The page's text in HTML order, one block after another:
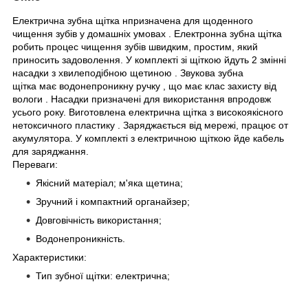
Електрична зубна щітка нпризначена для щоденного
чищення зубів у домашніх умовах . Електронна зубна щітка
робить процес чищення зубів швидким, простим, який
приносить задоволення. У комплекті зі щіткою йдуть 2 змінні
насадки з хвилеподібною щетиною
Звукова зубна
щітка має водонепроникну ручку , що має клас захисту від
вологи . Насадки призначені для використання впродовж
усього року. Виготовлена електрична щітка з високоякісного
нетоксичного пластику . Заряджається від мережі, працює от
акумулятора . У комплекті з електричною щіткою йде кабель
для заряджання
Переваги:
Якісний матеріал; м'яка щетина;
Зручний і компактний органайзер;
Довговічність використання;
Водонепроникність.
Характеристики:
Тип зубної щітки: електрична;